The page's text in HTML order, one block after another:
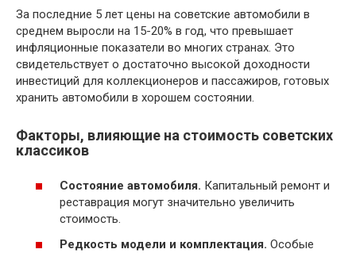
За последние 5 лет цены на советские автомобили в
среднем выросли на 15-20% в год, что превышает
инфляционные показатели во многих странах. Это
свидетельствует о достаточно высокой доходности
инвестиций для коллекционеров и пассажиров, готовых
хранить автомобили в хорошем состоянии.
Факторы, влияющие на стоимость советских
классиков
Состояние автомобиля. Капитальный ремонт и
реставрация могут значительно увеличить
стоимость.
Редкость модели и комплектация. Особые